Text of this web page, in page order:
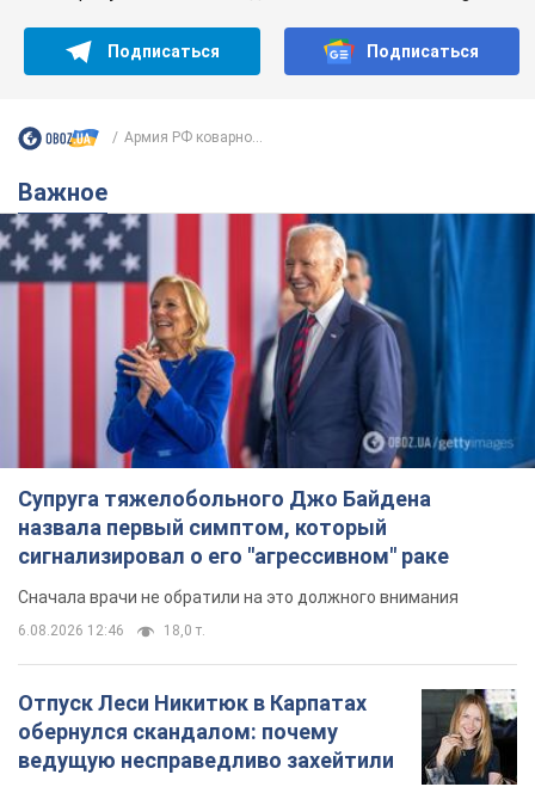
Подписаться Подписаться
Армия РФ коварно...
Важное
Супруга тяжелобольного Джо Байдена
назвала первый симптом, который
сигнализировал о его "агрессивном" раке
Сначала врачи не обратили на это должного внимания
6.08.2026 12:46 18,0 т.
Отпуск Леси Никитюк в Карпатах
обернулся скандалом: почему
ведущую несправедливо захейтили